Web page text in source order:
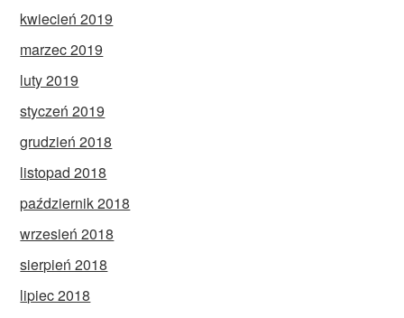
kwiecień 2019
marzec 2019
luty 2019
styczeń 2019
grudzień 2018
listopad 2018
październik 2018
wrzesień 2018
sierpień 2018
lipiec 2018